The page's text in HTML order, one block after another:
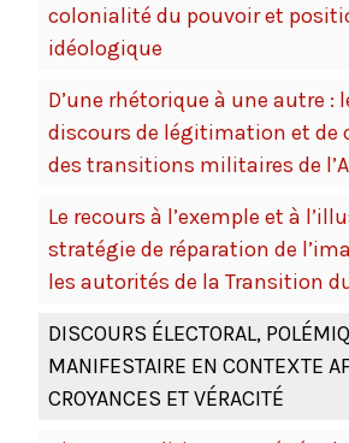
colonialité du pouvoir et
idéologique
D’une rhétorique à une autre :
discours de légitimation et de
des transitions militaires de
Le recours à l’exemple et à
stratégie de réparation de
les autorités de la Transition
DISCOURS ÉLECTORAL,
MANIFESTAIRE EN CONTEXTE
CROYANCES ET VÉRACITÉ